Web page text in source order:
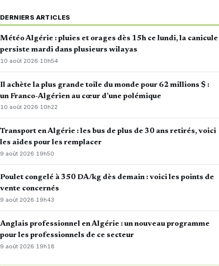
DERNIERS ARTICLES
Météo Algérie : pluies et orages dès 15h ce lundi, la canicule
persiste mardi dans plusieurs wilayas
10 août 2026·10h54
Il achète la plus grande toile du monde pour 62 millions $ :
un Franco-Algérien au cœur d’une polémique
10 août 2026·10h22
Transport en Algérie : les bus de plus de 30 ans retirés, voici
les aides pour les remplacer
9 août 2026· 19h50
Poulet congelé à 350 DA/kg dès demain : voici les points de
vente concernés
9 août 2026·19h43
Anglais professionnel en Algérie : un nouveau programme
pour les professionnels de ce secteur
9 août 2026· 19h18